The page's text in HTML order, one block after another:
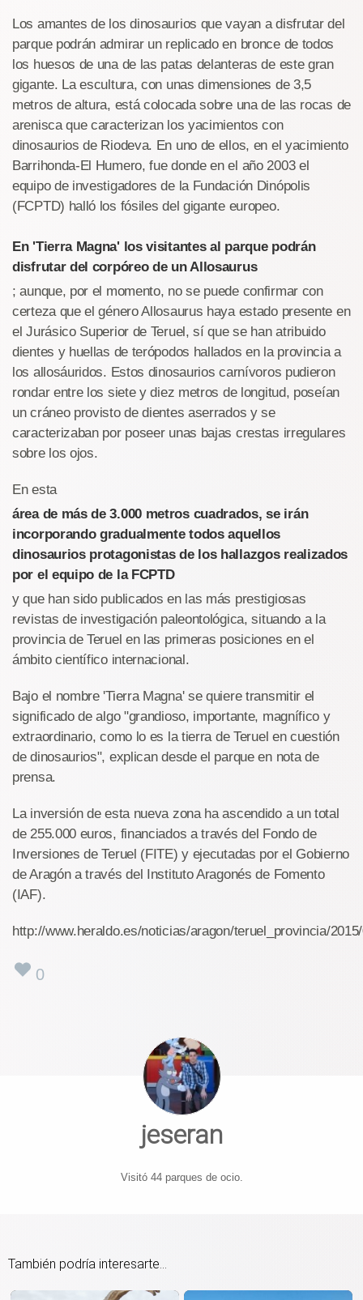
Los amantes de los dinosaurios que vayan a disfrutar del
parque podrán admirar un replicado en bronce de todos
los huesos de una de las patas delanteras de este gran
gigante. La escultura, con unas dimensiones de 3,5
metros de altura, está colocada sobre una de las rocas de
arenisca que caracterizan los yacimientos con
dinosaurios de Riodeva. En uno de ellos, en el yacimiento
Barrihonda-El Humero, fue donde en el año 2003 el
equipo de investigadores de la Fundación Dinópolis
(FCPTD) halló los fósiles del gigante europeo.
En 'Tierra Magna' los visitantes al parque podrán
disfrutar del corpóreo de un Allosaurus
; aunque, por el momento, no se puede confirmar con
certeza que el género Allosaurus haya estado presente en
el Jurásico Superior de Teruel, sí que se han atribuido
dientes y huellas de terópodos hallados en la provincia a
los allosáuridos. Estos dinosaurios carnívoros pudieron
rondar entre los siete y diez metros de longitud, poseían
un cráneo provisto de dientes aserrados y se
caracterizaban por poseer unas bajas crestas irregulares
sobre los ojos.
En esta
área de más de 3.000 metros cuadrados, se irán
incorporando gradualmente todos aquellos
dinosaurios protagonistas de los hallazgos realizados
por el equipo de la FCPTD
y que han sido publicados en las más prestigiosas
revistas de investigación paleontológica, situando a la
provincia de Teruel en las primeras posiciones en el
ámbito científico internacional.
Bajo el nombre 'Tierra Magna' se quiere transmitir el
significado de algo "grandioso, importante, magnífico y
extraordinario, como lo es la tierra de Teruel en cuestión
de dinosaurios", explican desde el parque en nota de
prensa.
La inversión de esta nueva zona ha ascendido a un total
de 255.000 euros, financiados a través del Fondo de
Inversiones de Teruel (FITE) y ejecutadas por el Gobierno
de Aragón a través del Instituto Aragonés de Fomento
(IAF).
http://www.heraldo.es/noticias/aragon/teruel_provincia/
0
jeseran
Visitó 44 parques de ocio.
También podría interesarte...